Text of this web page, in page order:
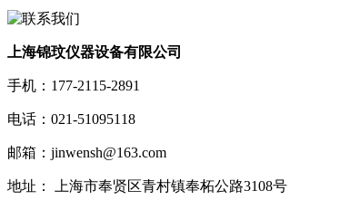
上海锦玟仪器设备有限公司
手机：177-2115-2891
电话：021-51095118
邮箱：jinwensh@163.com
地址： 上海市奉贤区青村镇奉柘公路3108号